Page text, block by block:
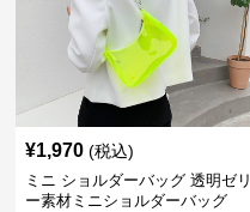
¥1,970 (税込)
ミニ ショルダーバッグ 透明ゼリ
ー素材ミニショルダーバッグ